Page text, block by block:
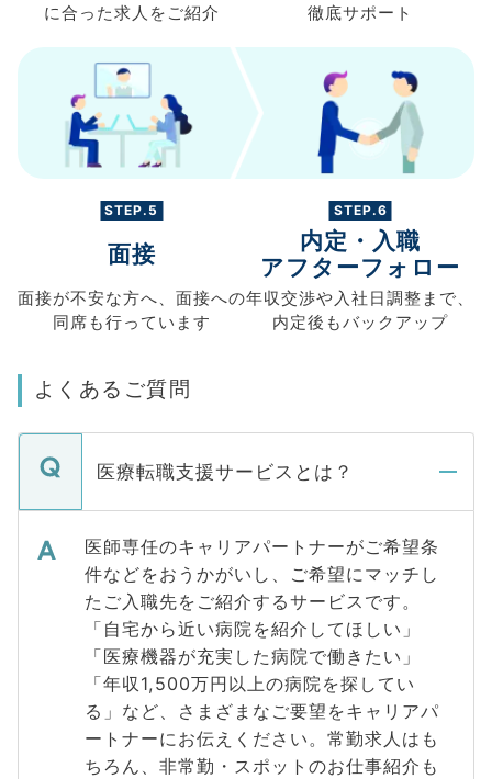
に合った求人を ご紹介
徹底サポート
STEP.5
面接
面接が不安な方へ、 面接への
同席も行っています
STEP.6
内定・入職
アフターフォロー
年収交渉や入社日調整まで、
内定後もバックアップ
よくあるご質問
医療転職支援サービスとは？
医師専任のキャリアパートナーがご希望条
件などをおうかがいし、ご希望にマッチし
たご入職先をご紹介するサービスです。
「自宅から近い病院を紹介してほしい」
「医療機器が充実した病院で働きたい」
「年収1,500万円以上の病院を探してい
る」など、さまざまなご要望をキャリアパ
ートナーにお伝えください。常勤求人はも
ちろん、非常勤・スポットのお仕事紹介も